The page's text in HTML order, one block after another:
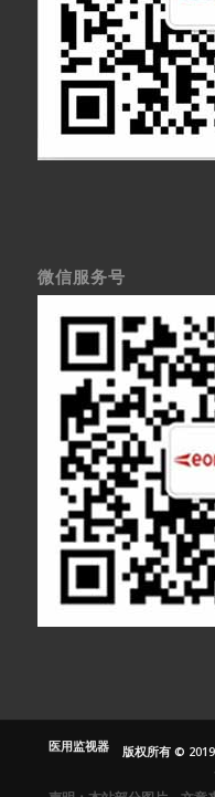
微信服务号
内窥镜显示器
医用监视器
版权所有 ©